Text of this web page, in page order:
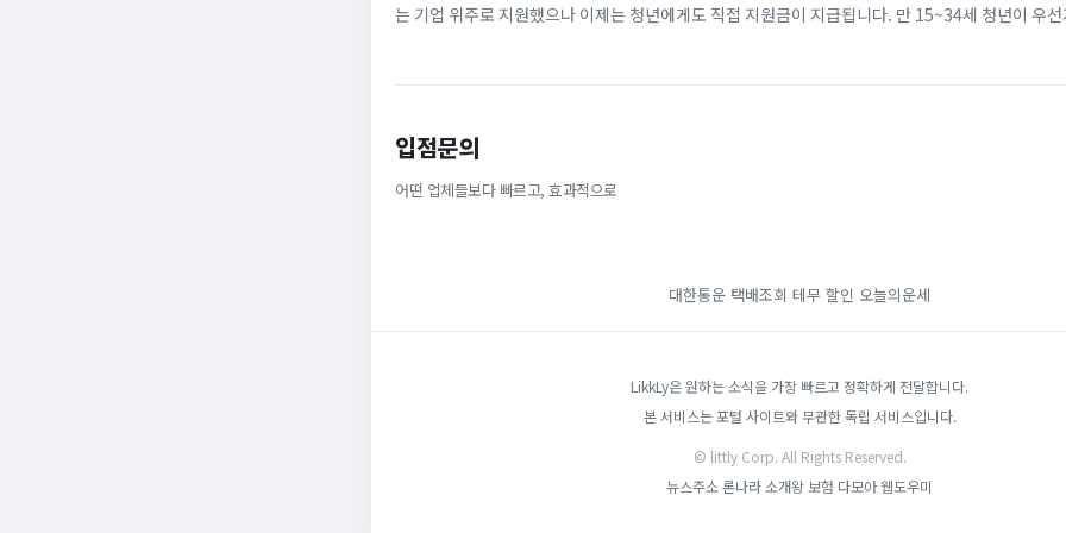
는 기업 위주로 지원했으나 이제는 청년에게도 직접 지원금이 지급됩니다. 만 15~34세 청년이 우
입점문의
어떤 업체들보다 빠르고, 효과적으로
대한통운 택배조회 테무 할인 오늘의운세
LikkLy은 원하는 소식을 가장 빠르고 정확하게 전달합니다.
본 서비스는 포털 사이트와 무관한 독립 서비스입니다.
© littly Corp. All Rights Reserved.
뉴스주소론나라소개왕보험 다모아웹도우미